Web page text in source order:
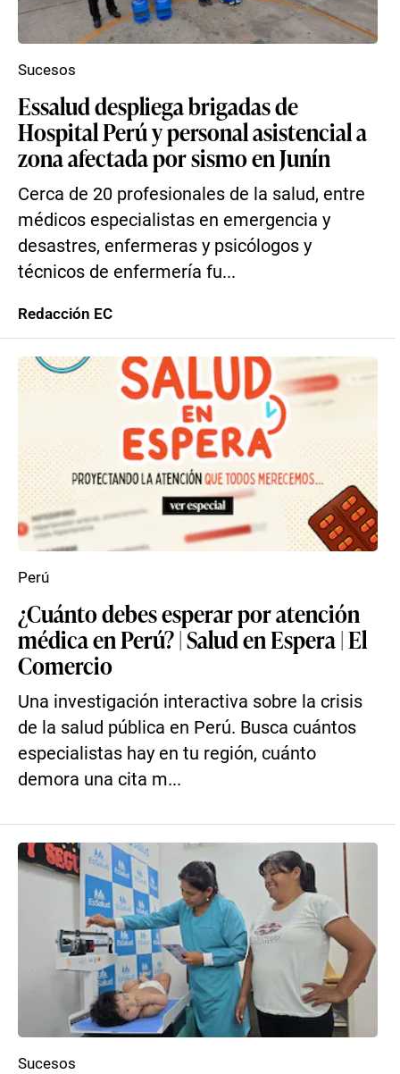
Essalud despliega brigadas de
Hospital Perú y personal asistencial a
zona afectada por sismo en Junín
Cerca de 20 profesionales de la salud, entre
médicos especialistas en emergencia y
desastres, enfermeras y psicólogos y
técnicos de enfermería fu...
Sucesos
Redacción EC
¿Cuánto debes esperar por atención
médica en Perú? | Salud en Espera | El
Comercio
Una investigación interactiva sobre la crisis
de la salud pública en Perú. Busca cuántos
especialistas hay en tu región, cuánto
demora una cita m...
Perú
Sucesos